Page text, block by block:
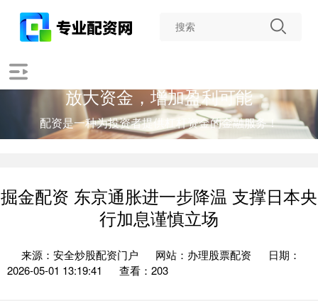
放大资金，增加盈利可能
配资是一种为投资者提供杠杆资金的金融服务！
掘金配资 东京通胀进一步降温 支撑日本央
行加息谨慎立场
来源：安全炒股配资门户 网站：办理股票配资
日期：
2026-05-01 13:19:41
查看：203